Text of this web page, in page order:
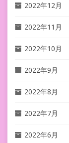
2022年12月
2022年11月
2022年10月
2022年9月
2022年8月
2022年7月
2022年6月